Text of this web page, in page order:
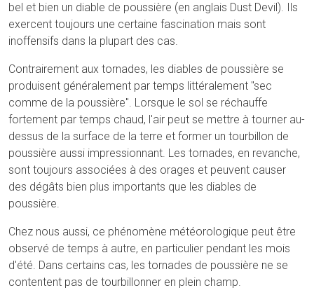
bel et bien un diable de poussière (en anglais Dust Devil). Ils
exercent toujours une certaine fascination mais sont
inoffensifs dans la plupart des cas.
Contrairement aux tornades, les diables de poussière se
produisent généralement par temps littéralement "sec
comme de la poussière". Lorsque le sol se réchauffe
fortement par temps chaud, l'air peut se mettre à tourner au-
dessus de la surface de la terre et former un tourbillon de
poussière aussi impressionnant. Les tornades, en revanche,
sont toujours associées à des orages et peuvent causer
des dégâts bien plus importants que les diables de
poussière.
Chez nous aussi, ce phénomène météorologique peut être
observé de temps à autre, en particulier pendant les mois
d'été. Dans certains cas, les tornades de poussière ne se
contentent pas de tourbillonner en plein champ.